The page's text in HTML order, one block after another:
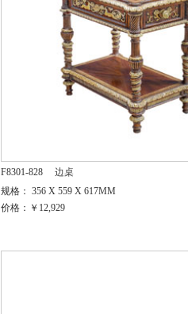
F8301-828
边桌
规格： 356 X 559 X 617MM
价格：￥12,929